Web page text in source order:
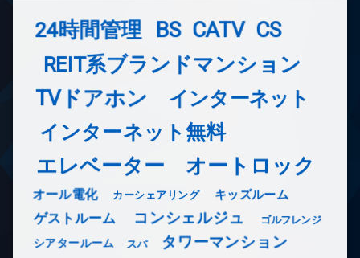
24時間管理 BS CATV CS
REIT系ブランドマンション
TVドアホン インターネット
インターネット無料
エレベーター オートロック
オール電化 カーシェアリング キッズルーム
ゲストルーム コンシェルジュ ゴルフレンジ
シアタールーム スパ タワーマンション